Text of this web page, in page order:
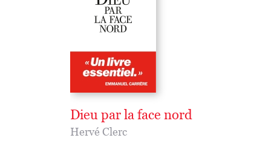
Dieu par la face nord
Hervé Clerc